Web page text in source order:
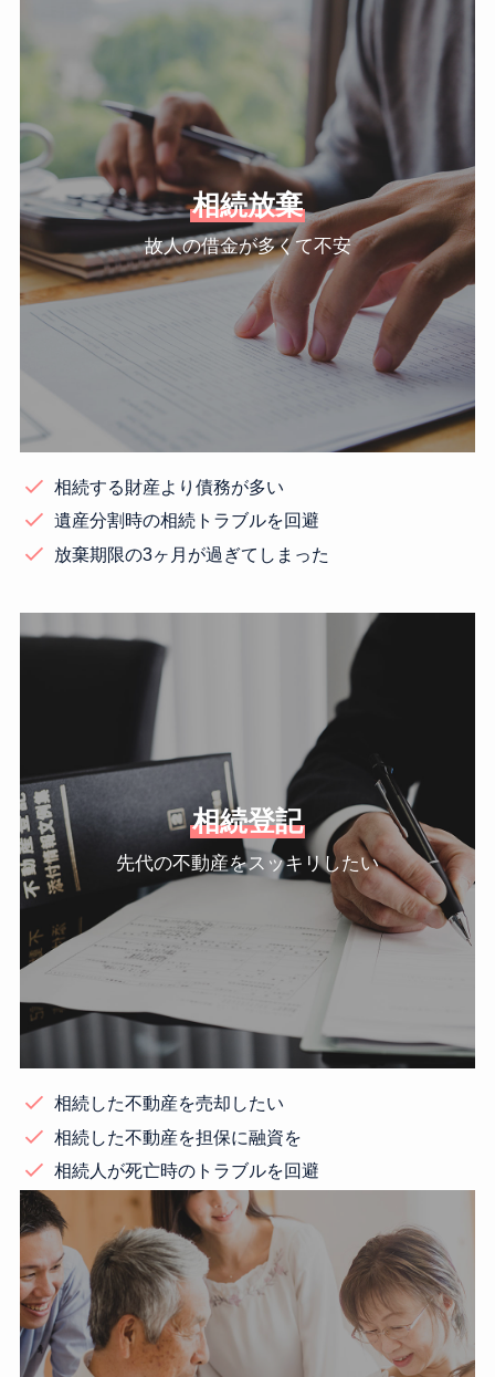
相続放棄
故人の借金が多くて不安
相続する財産より債務が多い
遺産分割時の相続トラブルを回避
放棄期限の3ヶ月が過ぎてしまった
相続登記
先代の不動産をスッキリしたい
相続した不動産を売却したい
相続した不動産を担保に融資を
相続人が死亡時のトラブルを回避